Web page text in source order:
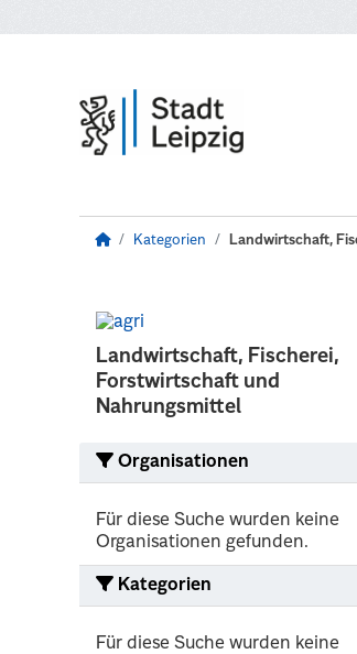
Kategorien Landwirtschaft,
Landwirtschaft, Fischerei,
Forstwirtschaft und
Nahrungsmittel
Organisationen
Für diese Suche wurden keine
Organisationen gefunden.
Kategorien
Für diese Suche wurden keine